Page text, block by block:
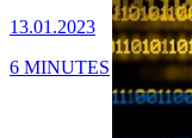
13.01.2023
6 MINUTES